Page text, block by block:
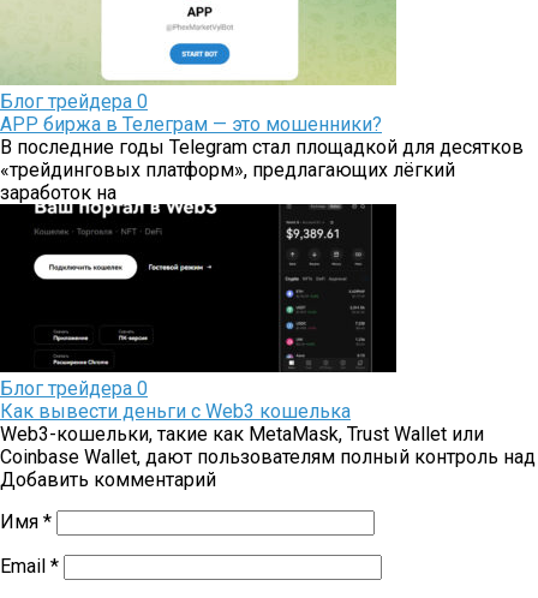
Блог трейдера 0
APP биржа в Телеграм — это мошенники?
В последние годы Telegram стал площадкой для десятков
«трейдинговых платформ», предлагающих лёгкий
заработок на
Блог трейдера 0
Как вывести деньги с Web3 кошелька
Web3-кошельки, такие как MetaMask, Trust Wallet или
Coinbase Wallet, дают пользователям полный контроль над
Добавить комментарий
Имя *
Email *